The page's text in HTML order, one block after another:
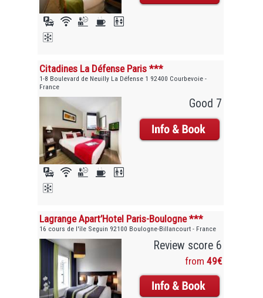
Citadines La Défense Paris ***
1-8 Boulevard de Neuilly La Défense 1 92400 Courbevoie -
France
Good 7
Lagrange Apart’Hotel Paris-Boulogne ***
16 cours de l'île Seguin 92100 Boulogne-Billancourt - France
Review score 6
from 49€